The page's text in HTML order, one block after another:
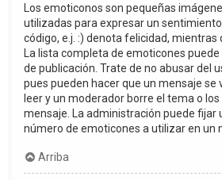
Los emoticonos son pequeñas
utilizadas para expresar un
código, e.j. :) denota felicidad, mientras
La lista completa de emoticones
de publicación. Trate de no abusar del
pues pueden hacer que un mensaje se
leer y un moderador borre el tema o
mensaje. La administración puede fijar
número de emoticones a utilizar en un
Arriba